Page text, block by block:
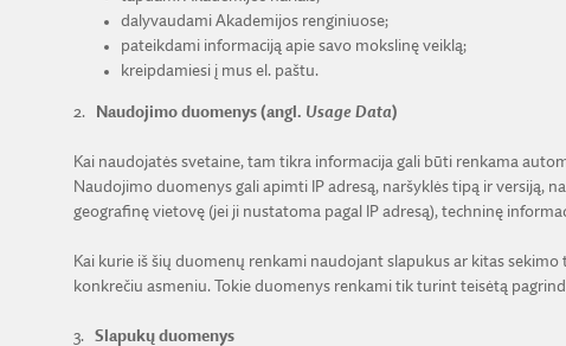
dalyvaudami Akademijos renginiuose;
pateikdami informaciją apie savo mokslinę veiklą;
kreipdamiesi į mus el. paštu.
2. Naudojimo duomenys (angl. Usage Data)
Kai naudojatės svetaine, tam tikra informacija gali būti renkama
Naudojimo duomenys gali apimti IP adresą, naršyklės tipą ir versiją,
geografinę vietovę (jei ji nustatoma pagal IP adresą), techninę
Kai kurie iš šių duomenų renkami naudojant slapukus ar kitas
konkrečiu asmeniu. Tokie duomenys renkami tik turint teisėtą
3. Slapukų duomenys